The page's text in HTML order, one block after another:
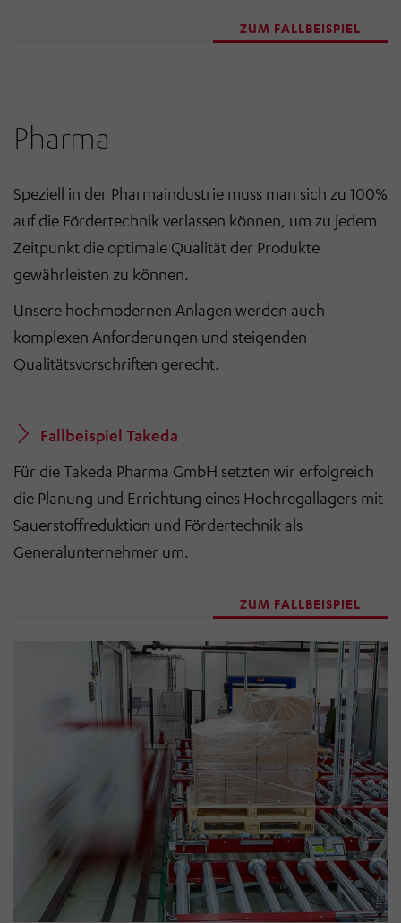
ZUM FALLBEISPIEL
Pharma
Speziell in der Pharmaindustrie muss man sich zu 100%
auf die Fördertechnik verlassen können, um zu jedem
Zeitpunkt die optimale Qualität der Produkte
gewährleisten zu können.
Unsere hochmodernen Anlagen werden auch
komplexen Anforderungen und steigenden
Qualitätsvorschriften gerecht.
Fallbeispiel Takeda
Für die Takeda Pharma GmbH setzten wir erfolgreich
die Planung und Errichtung eines Hochregallagers mit
Sauerstoffreduktion und Fördertechnik als
Generalunternehmer um.
ZUM FALLBEISPIEL